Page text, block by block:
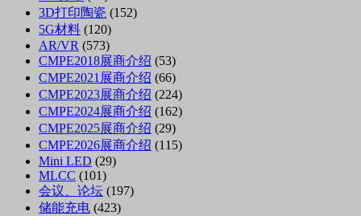
3D打印陶瓷 (152)
5G材料 (120)
AR/VR (573)
CMPE2018展商介绍 (53)
CMPE2021展商介绍 (66)
CMPE2023展商介绍 (224)
CMPE2024展商介绍 (162)
CMPE2025展商介绍 (29)
CMPE2026展商介绍 (115)
Mini LED (29)
MLCC (101)
会议、论坛 (197)
储能充电 (423)